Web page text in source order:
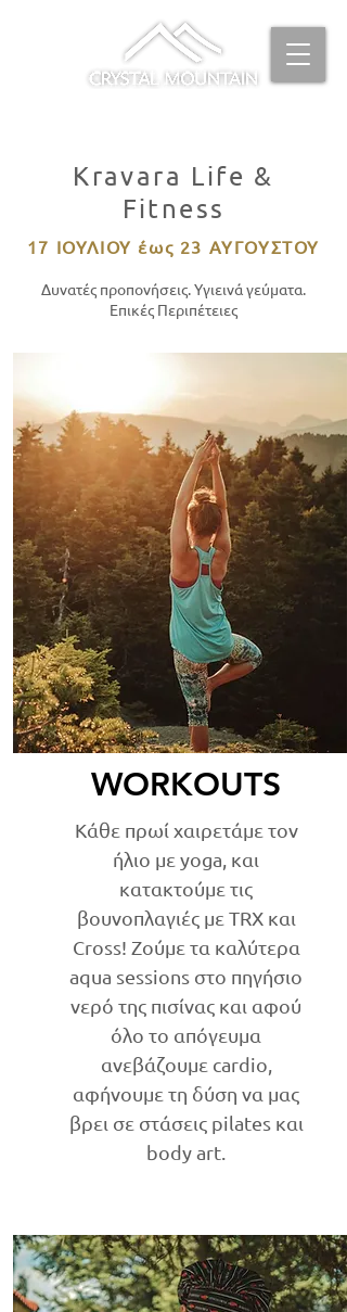
Kravara Life &
Fitness
17 ΙΟΥΛΙΟΥ έως 23 ΑΥΓΟΥΣΤΟΥ
Δυνατές προπονήσεις. Υγιεινά γεύματα.
Επικές Περιπέτειες
WORKOUTS
Κάθε πρωί χαιρετάμε τον
ήλιο με yoga, και
κατακτούμε τις
βουνοπλαγιές με TRX και
Cross! Ζούμε τα καλύτερα
aqua sessions στο πηγήσιο
νερό της πισίνας και αφού
όλο το απόγευμα
ανεβάζουμε cardio,
αφήνουμε τη δύση να μας
βρει σε στάσεις pilates και
body art.